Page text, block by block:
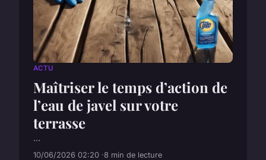
ACTU
Maîtriser le temps d’action de
l’eau de javel sur votre
terrasse
...
10/06/2026 02:20 8 min de lecture